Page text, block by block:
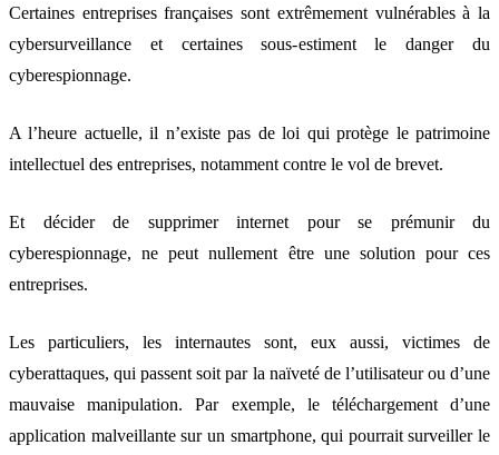
Certaines entreprises françaises sont extrêmement vulnérables à la
cybersurveillance et certaines sous-estiment le danger du
cyberespionnage.
A l’heure actuelle, il n’existe pas de loi qui protège le patrimoine
intellectuel des entreprises, notamment contre le vol de brevet.
Et décider de supprimer internet pour se prémunir du
cyberespionnage, ne peut nullement être une solution pour ces
entreprises.
Les particuliers, les internautes sont, eux aussi, victimes de
cyberattaques, qui passent soit par la naïveté de l’utilisateur ou d’une
mauvaise manipulation. Par exemple, le téléchargement d’une
application malveillante sur un smartphone, qui pourrait surveiller le